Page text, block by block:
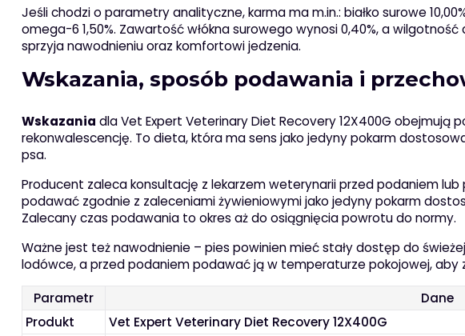
Jeśli chodzi o parametry analityczne, karma ma m.in.: białko surowe
omega-6 1,50%. Zawartość włókna surowego wynosi 0,40%, a
sprzyja nawodnieniu oraz komfortowi jedzenia.
Wskazania, sposób podawania i
Wskazania dla Vet Expert Veterinary Diet Recovery 12X400G obejmują
rekonwalescencję. To dieta, która ma sens jako jedyny pokarm
psa.
Producent zaleca konsultację z lekarzem weterynarii przed podaniem lub
podawać zgodnie z zaleceniami żywieniowymi jako jedyny pokarm
Zalecany czas podawania to okres aż do osiągnięcia powrotu do normy.
Ważne jest też nawodnienie – pies powinien mieć stały dostęp do
lodówce, a przed podaniem podawać ją w temperaturze pokojowej, aby
Parametr
Dane
Produkt
Vet Expert Veterinary Diet Recovery 12X400G